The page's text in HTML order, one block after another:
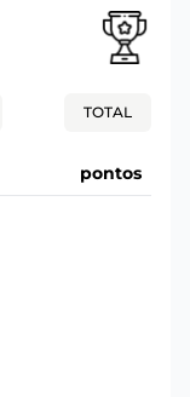
TOTAL
pontos